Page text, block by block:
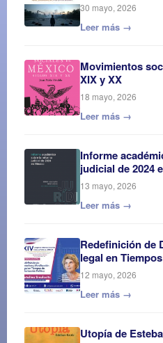
30 mayo, 2026
Leer más →
Movimientos
XIX y XX
18 mayo, 2026
Leer más →
Informe
judicial de 2024
13 mayo, 2026
Leer más →
Redefinición de
legal en
12 mayo, 2026
Leer más →
Utopía de